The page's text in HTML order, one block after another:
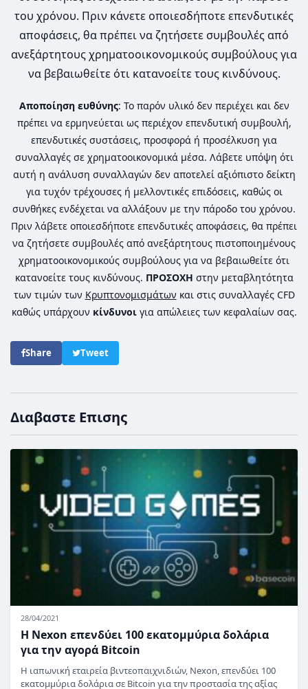
του χρόνου. Πριν κάνετε οποιεσδήποτε επενδυτικές
αποφάσεις, θα πρέπει να ζητήσετε συμβουλές από
ανεξάρτητους χρηματοοικονομικούς συμβούλους για
να βεβαιωθείτε ότι κατανοείτε τους κινδύνους.
Αποποίηση ευθύνης: Το παρόν υλικό δεν περιέχει και δεν
πρέπει να ερμηνεύεται ως περιέχον επενδυτική συμβουλή,
επενδυτικές συστάσεις, προσφορά ή προσέλκυση για
συναλλαγές σε χρηματοοικονομικά μέσα. Λάβετε υπόψη ότι
αυτή η ανάλυση συναλλαγών δεν αποτελεί αξιόπιστο δείκτη
για τυχόν τρέχουσες ή μελλοντικές επιδόσεις, καθώς οι
συνθήκες ενδέχεται να αλλάξουν με την πάροδο του χρόνου.
Πριν λάβετε οποιεσδήποτε επενδυτικές αποφάσεις, θα πρέπει
να ζητήσετε συμβουλές από ανεξάρτητους πιστοποιημένους
χρηματοοικονομικούς συμβούλους για να βεβαιωθείτε ότι
κατανοείτε τους κινδύνους. ΠΡΟΣΟΧΗ στην μεταβλητότητα
των τιμών των Κρυπτονομισμάτων και στις συναλλαγές CFD
καθώς υπάρχουν κίνδυνοιγια απώλειες των κεφαλαίων σας.
Share Tweet
Διαβαστε Επισης
28/04/2021
Η Nexon επενδύει 100 εκατομμύρια δολάρια
για την αγορά Bitcoin
Η ιαπωνική εταιρεία βιντεοπαιχνιδιών, Nexon, επενδύει 100
εκατομμύρια δολάρια σε Bitcoin για την προστασία της αξίας